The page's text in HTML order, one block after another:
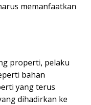
memanfaatkan
properti, pelaku
bahan
yang terus
dihadirkan ke